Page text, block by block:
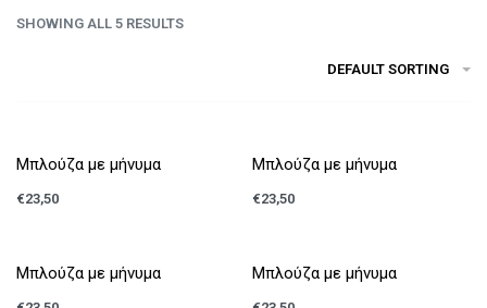
SHOWING ALL 5 RESULTS
DEFAULT SORTING
Μπλούζα με μήνυμα
€23,50
Μπλούζα με μήνυμα
€23,50
Μπλούζα με μήνυμα Μπλούζα με μήνυμα